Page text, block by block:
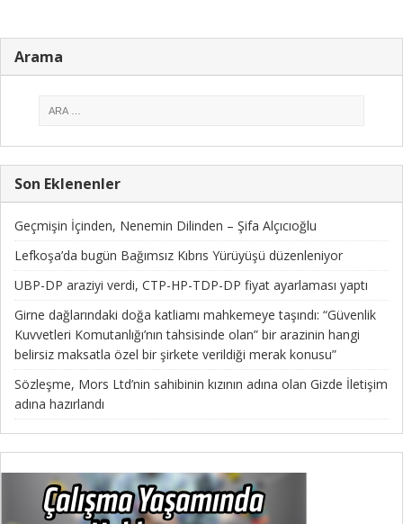
Arama
Son Eklenenler
Geçmişin İçinden, Nenemin Dilinden – Şifa Alçıcıoğlu
Lefkoşa’da bugün Bağımsız Kıbrıs Yürüyüşü düzenleniyor
UBP-DP araziyi verdi, CTP-HP-TDP-DP fiyat ayarlaması yaptı
Girne dağlarındaki doğa katliamı mahkemeye taşındı: “Güvenlik
Kuvvetleri Komutanlığı’nın tahsisinde olan” bir arazinin hangi
belirsiz maksatla özel bir şirkete verildiği merak konusu”
Sözleşme, Mors Ltd’nin sahibinin kızının adına olan Gizde İletişim
adına hazırlandı